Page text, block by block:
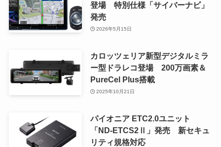
登場 特別仕様「サイバーナビ」
発売
2026年5月15日
カロッツェリア新型デジタルミラ
ー型ドラレコ登場 200万画素＆
PureCel Plus搭載
2025年10月21日
パイオニア ETC2.0ユニット
「ND-ETCS2Ⅱ」発売 新セキュ
リティ規格対応